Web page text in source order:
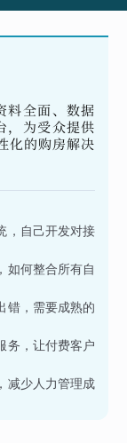
料全面、数据
，为受众提供
化的购房解决
，自己开发对接
如何整合所有自
错，需要成熟的
务，让付费客户
减少人力管理成